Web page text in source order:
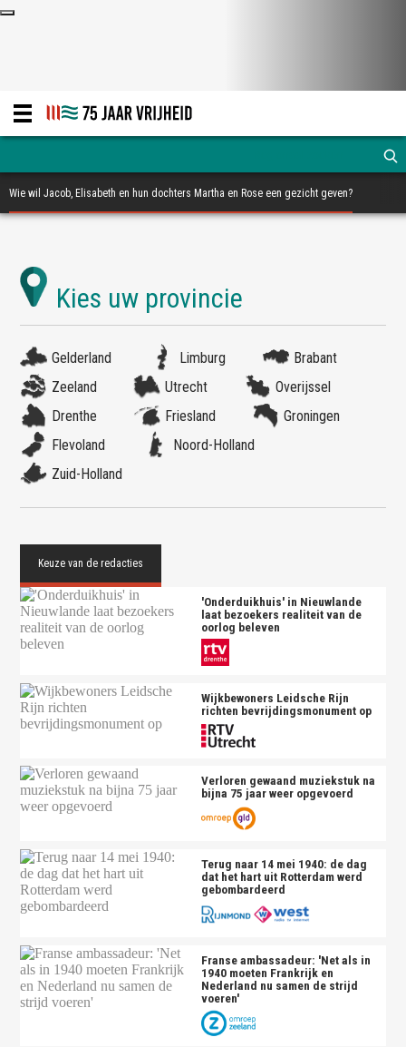
Wie wil Jacob, Elisabeth en hun dochters Martha en Rose een gezicht geven?
Gelderland Limburg
Brabant
Zeeland
Utrecht
Overijssel
Drenthe
Friesland
Groningen
Flevoland
Noord-Holland
Zuid-Holland
'Onderduikhuis' in Nieuwlande
laat bezoekers realiteit van de
oorlog beleven
Wijkbewoners Leidsche Rijn
richten bevrijdingsmonument op
Verloren gewaand muziekstuk na
bijna 75 jaar weer opgevoerd
Terug naar 14 mei 1940: de dag
dat het hart uit Rotterdam werd
gebombardeerd
Franse ambassadeur: 'Net als in
1940 moeten Frankrijk en
Nederland nu samen de strijd
voeren'